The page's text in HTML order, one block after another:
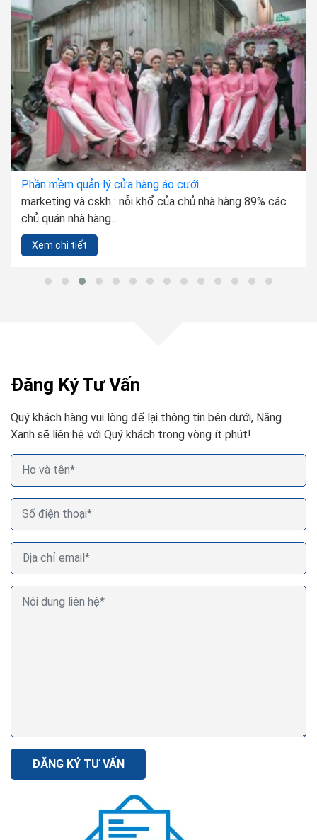
Phần mềm quản lý cửa hàng xe máy
tại sao lại chọn phần mềm quản lý bán hàng xe máy ali?
1. chuẩn hóa quy...
Xem chi tiết
Đăng Ký Tư Vấn
Quý khách hàng vui lòng để lại thông tin bên dưới, Nắng
Xanh sẽ liên hệ với Quý khách trong vòng ít phút!
ĐĂNG KÝ TƯ VẤN